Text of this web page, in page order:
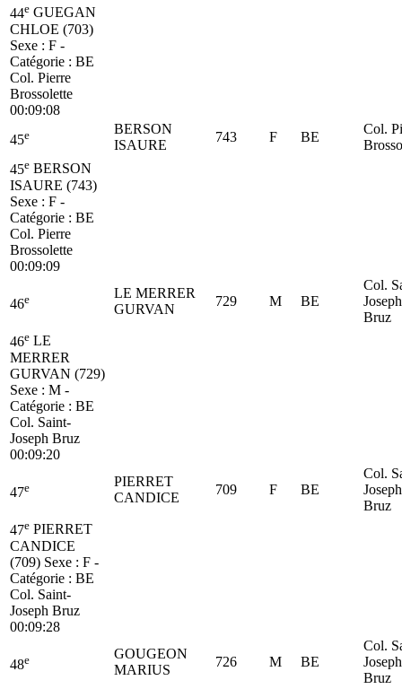
44e GUEGAN
CHLOE (703)
Sexe : F -
Catégorie : BE
Col. Pierre
Brossolette
00:09:08
45e
BERSON
ISAURE
743 F BE
Col.
45e BERSON
ISAURE (743)
Sexe : F -
Catégorie : BE
Col. Pierre
Brossolette
00:09:09
46e
LE MERRER
GURVAN
729 M BE
Col.
Joseph
Bruz
46e LE
MERRER
GURVAN (729)
Sexe : M -
Catégorie : BE
Col. Saint-
Joseph Bruz
00:09:20
47e
PIERRET
CANDICE
709 F BE
Col.
Joseph
Bruz
47e PIERRET
CANDICE
(709) Sexe : F -
Catégorie : BE
Col. Saint-
Joseph Bruz
00:09:28
48e
GOUGEON
MARIUS
726 M BE
Col.
Joseph
Bruz